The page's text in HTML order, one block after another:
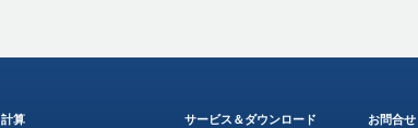
計算
サービス＆ダウンロード
お問合せ